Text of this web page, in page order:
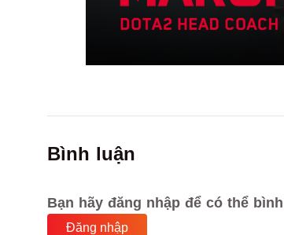
Bình luận
Bạn hãy đăng nhập để có thể
Đăng nhập